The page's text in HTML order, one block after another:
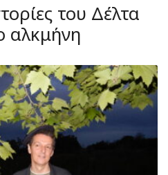
του Δέλτα
αλκμήνη